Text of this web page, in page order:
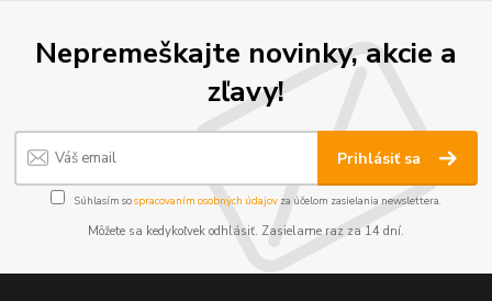
Nepremeškajte novinky, akcie a
zľavy!
Prihlásiť sa
Súhlasím sospracovaním osobných údajov za účelom zasielania newslettera.
Môžete sa kedykoľvek odhlásiť. Zasielame raz za 14 dní.